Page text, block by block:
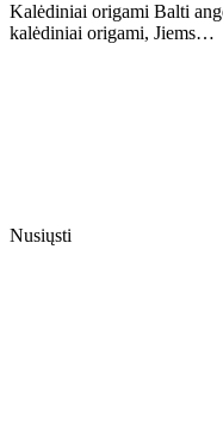
Kalėdiniai origami Balti
kalėdiniai origami, Jiems…
Nusiųsti